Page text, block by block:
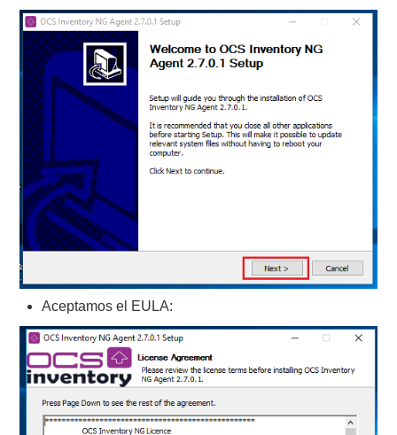
Aceptamos el EULA: